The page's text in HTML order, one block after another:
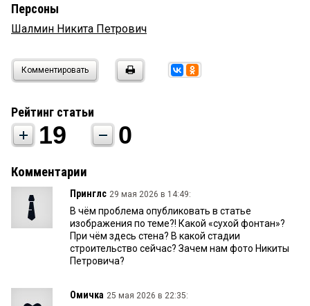
Персоны
Шалмин Никита Петрович
Комментировать
Рейтинг статьи
19 0
Комментарии
Принглс 29 мая 2026 в 14:49:
В чём проблема опубликовать в статье
изображения по теме?! Какой «сухой фонтан»?
При чём здесь стена? В какой стадии
строительство сейчас? Зачем нам фото Никиты
Петровича?
Омичка 25 мая 2026 в 22:35: